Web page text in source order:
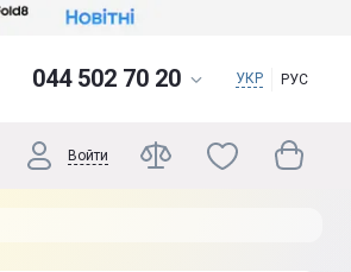
044 502 70 20 УКР РУС
Войти